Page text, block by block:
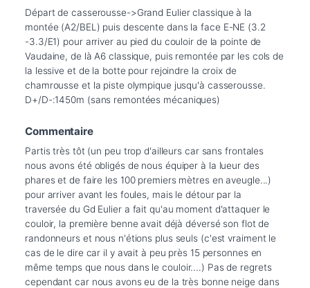
Départ de casserousse->Grand Eulier classique à la
montée (A2/BEL) puis descente dans la face E-NE (3.2
-3.3/E1) pour arriver au pied du couloir de la pointe de
Vaudaine, de là A6 classique, puis remontée par les cols de
la lessive et de la botte pour rejoindre la croix de
chamrousse et la piste olympique jusqu'à casserousse.
D+/D-:1450m (sans remontées mécaniques)
Commentaire
Partis très tôt (un peu trop d'ailleurs car sans frontales
nous avons été obligés de nous équiper à la lueur des
phares et de faire les 100 premiers mètres en aveugle...)
pour arriver avant les foules, mais le détour par la
traversée du Gd Eulier a fait qu'au moment d'attaquer le
couloir, la première benne avait déjà déversé son flot de
randonneurs et nous n'étions plus seuls (c'est vraiment le
cas de le dire car il y avait à peu près 15 personnes en
même temps que nous dans le couloir....) Pas de regrets
cependant car nous avons eu de la très bonne neige dans